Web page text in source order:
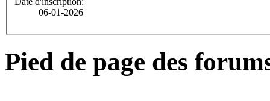
06-01-2026
Pied de page des